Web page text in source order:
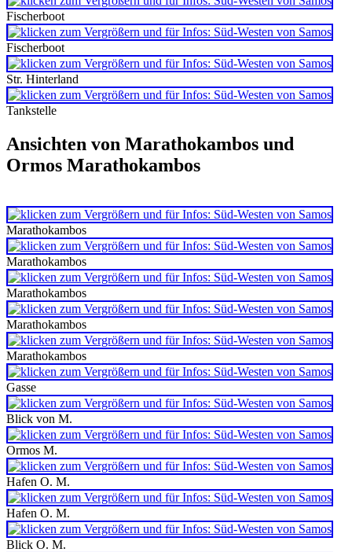
Fischerboot
Fischerboot
Str. Hinterland
Tankstelle
Ansichten von Marathokambos und
Ormos Marathokambos
Marathokambos
Marathokambos
Marathokambos
Marathokambos
Marathokambos
Gasse
Blick von M.
Ormos M.
Hafen O. M.
Hafen O. M.
Blick O. M.